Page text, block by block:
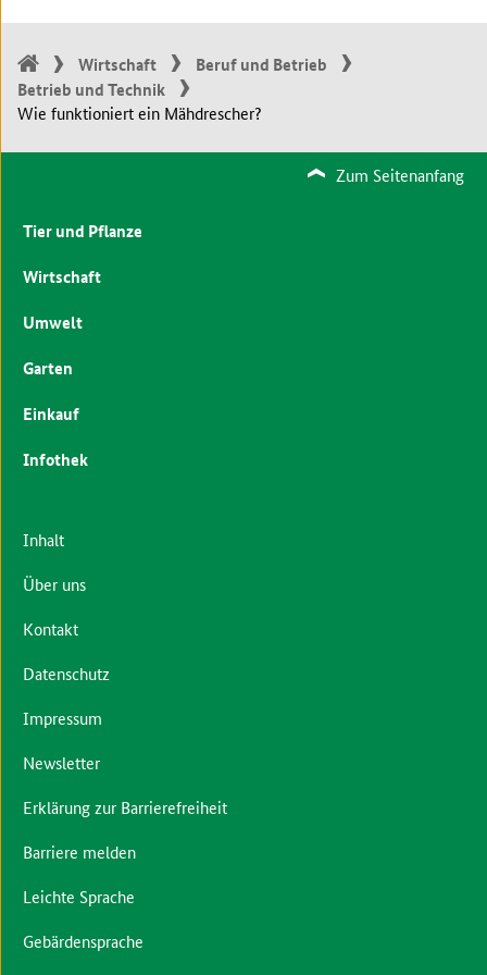
Wirtschaft
Beruf und Betrieb
Betrieb und Technik
Wie funktioniert ein Mähdrescher?
Zum Seitenanfang
Tier und Pflanze
Wirtschaft
Umwelt
Garten
Einkauf
Infothek
Inhalt
Über uns
Kontakt
Datenschutz
Impressum
Newsletter
Erklärung zur Barrierefreiheit
Barriere melden
Leichte Sprache
Gebärdensprache